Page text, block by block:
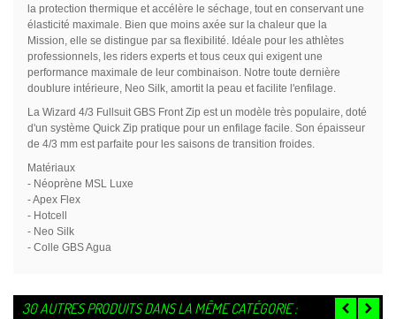
la protection thermique et accélère le séchage, tout en conservant une
élasticité maximale. Bien que moins axée sur la chaleur que la
Mission, elle se distingue par sa flexibilité. Idéale pour les athlètes
professionnels, les riders experts et tous ceux qui exigent une
performance maximale de leur combinaison. Notre toute dernière
doublure intérieure, Neo Silk, amortit la peau et facilite l'enfilage.
La Wizard 4/3 Fullsuit GBS Front Zip est un modèle très populaire, doté
d'un système Quick Zip pratique pour un enfilage facile. Son épaisseur
de 4/3 mm est parfaite pour les saisons de transition froides.
Matériaux
- Néoprène MSL Luxe
- Apex Flex
- Hotcell
- Neo Silk
- Colle GBS Agua
30 AUTRES PRODUITS DANS LA MÊME CATÉGORIE :